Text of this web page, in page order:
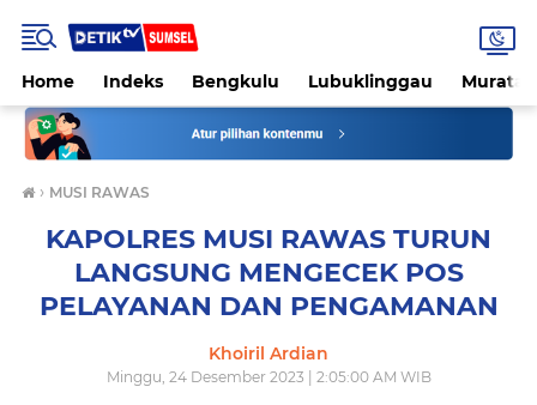
Home Indeks Bengkulu Lubuklinggau
› MUSI RAWAS
KAPOLRES MUSI RAWAS TURUN
LANGSUNG MENGECEK POS
PELAYANAN DAN PENGAMANAN
Khoiril Ardian
Minggu, 24 Desember 2023 | 2:05:00 AM WIB